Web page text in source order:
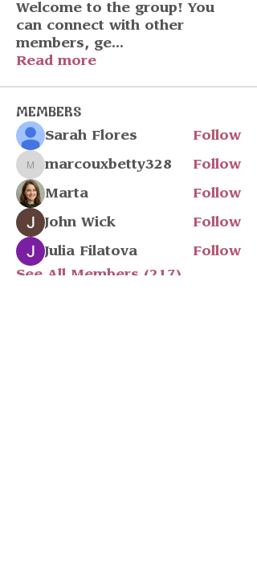
Welcome to the group! You
can connect with other
members, ge...
Read more
Members
Sarah Flores Follow
marcouxbetty328
marcouxbetty328 Follow
Marta Follow
John Wick Follow
Julia Filatova
Follow
See All Members (217)